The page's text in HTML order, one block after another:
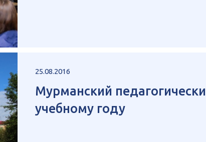
25.08.2016
Мурманский
учебному году